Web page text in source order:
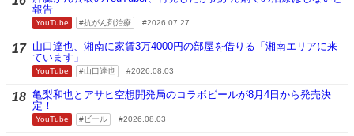
報告
YouTube 抗がん剤治療 2026.07.27
17 山口達也、湘南に家賃3万4000円の部屋を借りる「湘南エリアに来
ています」
YouTube 山口達也 2026.08.03
18 亀梨和也とアサヒ空想開発局のコラボビールが8月4日から発売決
定！
YouTube ビール 2026.08.03